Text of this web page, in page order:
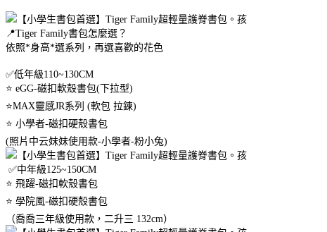
📍Tiger Family書包怎麼選？
依照*身高*選系列，再選喜歡的花色
✅️低年級110~130CM
⭐️ eGG-磁扣軟殼書包(下拉型)
⭐️MAX靈感JR系列 (軟包 拉鍊)
⭐️ 小學者-磁扣硬殼書包
(照片中云妹妹使用款-小學者-粉小兔)
✅️中年級125~150CM
⭐️ 飛躍-磁扣軟殼書包
⭐️ 學院風-磁扣硬殼書包
（喬喬三年級使用款，二升三 132cm）